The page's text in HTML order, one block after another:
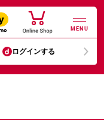
MENU
ログインする